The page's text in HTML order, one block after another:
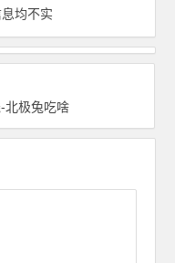
均不实
北极兔吃啥